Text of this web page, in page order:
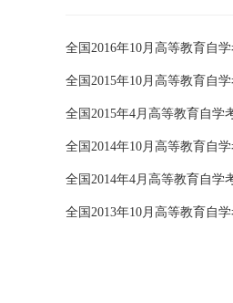
全国2016年10月高等教育自
全国2015年10月高等教育自
全国2015年4月高等教育自学
全国2014年10月高等教育自
全国2014年4月高等教育自学
全国2013年10月高等教育自